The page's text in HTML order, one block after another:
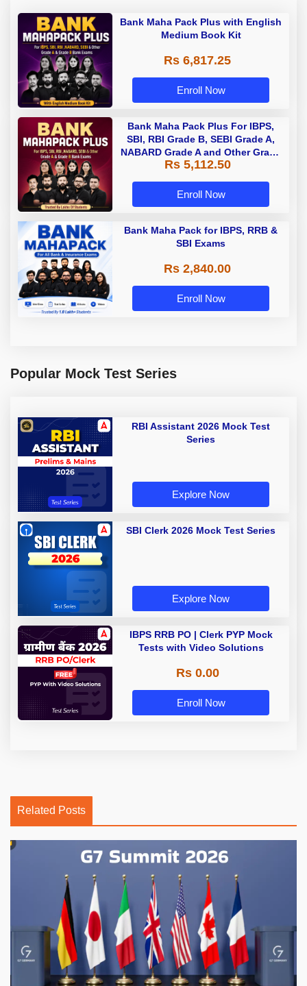
Bank Maha Pack Plus with English
Medium Book Kit
Rs 6,817.25
Enroll Now
Bank Maha Pack Plus For IBPS,
SBI, RBI Grade B, SEBI Grade A,
NABARD Grade A and Other Grade
A & Grade B Bank Exams
Rs 5,112.50
Enroll Now
Bank Maha Pack for IBPS, RRB &
SBI Exams
Rs 2,840.00
Enroll Now
Popular Mock Test Series
RBI Assistant 2026 Mock Test
Series
Explore Now
SBI Clerk 2026 Mock Test Series
Explore Now
IBPS RRB PO | Clerk PYP Mock
Tests with Video Solutions
Rs 0.00
Enroll Now
Related Posts